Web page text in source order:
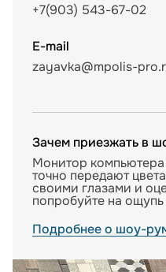
+7(903) 543-67-02
E-mail
zayavka@mpolis-
Зачем приезжать в
Монитор
точно передают
своими глазами и
попробуйте на
Подробнее о шоу-